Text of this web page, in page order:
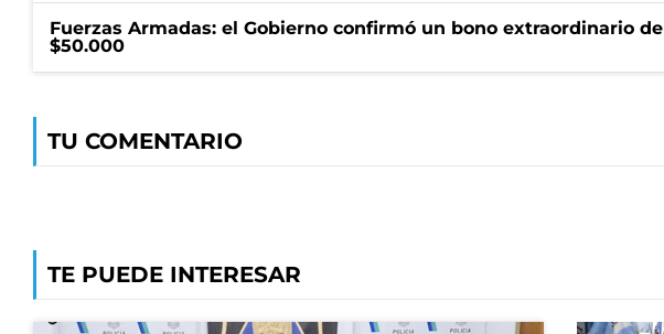
Fuerzas Armadas: el Gobierno confirmó un bono extraordinario de
$50.000
TU COMENTARIO
TE PUEDE INTERESAR